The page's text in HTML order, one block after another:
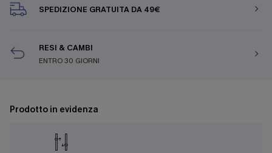
SPEDIZIONE GRATUITA DA 49€
RESI & CAMBI
ENTRO 30 GIORNI
Prodotto in evidenza